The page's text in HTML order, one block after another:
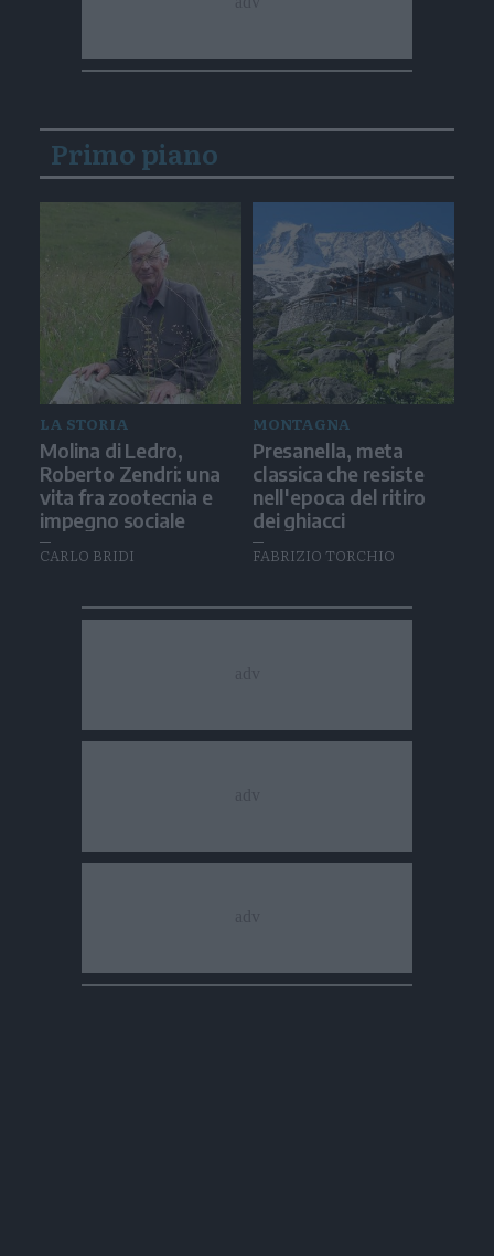
Primo piano
LA STORIA
Molina di Ledro,
Roberto Zendri: una
vita fra zootecnia e
impegno sociale
CARLO BRIDI
MONTAGNA
Presanella, meta
classica che resiste
nell'epoca del ritiro
dei ghiacci
FABRIZIO TORCHIO